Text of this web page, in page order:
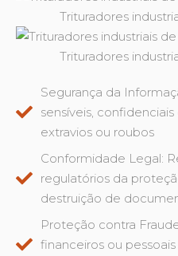
Trituradores
Trituradores
Segurança da
sensíveis,
extravios ou roubos
Conformidade Legal:
regulatórios da
destruição de
Proteção contra
financeiros ou